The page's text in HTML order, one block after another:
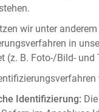
wir unter
in
(z. B. Foto-/Bild-
Identifizierung: